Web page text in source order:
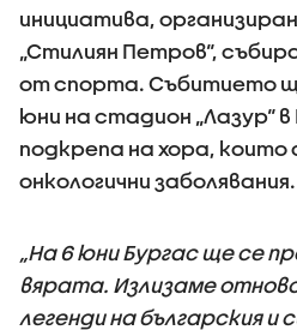
инициатива,
„Стилиян Петров“,
от спорта. Събитието
юни на стадион „Лазур“ в
подкрепа на хора, които
онкологични заболявания.
„На 6 юни Бургас ще се
вярата. Излизаме
легенди на българския и